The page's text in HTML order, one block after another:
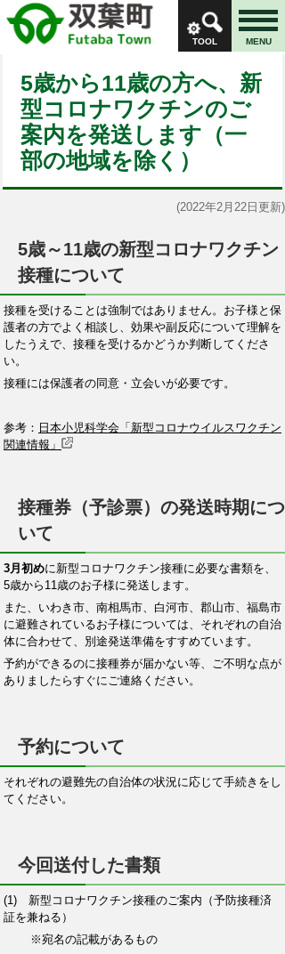
TOOL MENU
5歳から11歳の方へ、新
型コロナワクチンのご
案内を発送します（一
部の地域を除く）
(2022年2月22日更新)
5歳～11歳の新型コロナワクチン
接種について
接種を受けることは強制ではありません。お子様と保
護者の方でよく相談し、効果や副反応について理解を
したうえで、接種を受けるかどうか判断してくださ
い。
接種には保護者の同意・立会いが必要です。
参考： 日本小児科学会「新型コロナウイルスワクチン
関連情報」
接種券（予診票）の発送時期につ
いて
3月初めに新型コロナワクチン接種に必要な書類を、
5歳から11歳のお子様に発送します。
また、いわき市、南相馬市、白河市、郡山市、福島市
に避難されているお子様については、それぞれの自治
体に合わせて、別途発送準備をすすめています。
予約ができるのに接種券が届かない等、ご不明な点が
ありましたらすぐにご連絡ください。
予約について
それぞれの避難先の自治体の状況に応じて手続きをし
てください。
今回送付した書類
(1) 新型コロナワクチン接種のご案内（予防接種済
証を兼ねる）
※宛名の記載があるもの